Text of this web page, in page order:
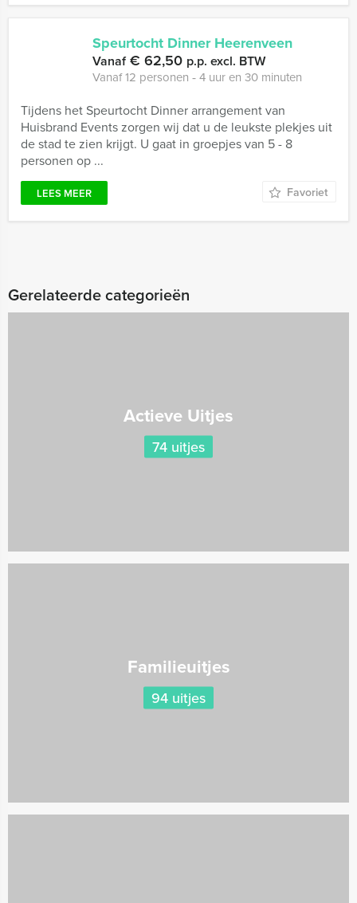
Speurtocht Dinner Heerenveen
Vanaf€ 62,50 p.p. excl. BTW
Vanaf 12 personen ‐ 4 uur en 30 minuten
Tijdens het Speurtocht Dinner arrangement van
Huisbrand Events zorgen wij dat u de leukste plekjes uit
de stad te zien krijgt. U gaat in groepjes van 5 - 8
personen op ...
LEES MEER Favoriet
Gerelateerde categorieën
Actieve Uitjes
74 uitjes
Familieuitjes
94 uitjes